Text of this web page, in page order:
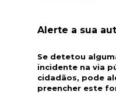
Alerte a sua
Se detetou
incidente na via
cidadãos, pode
preencher este